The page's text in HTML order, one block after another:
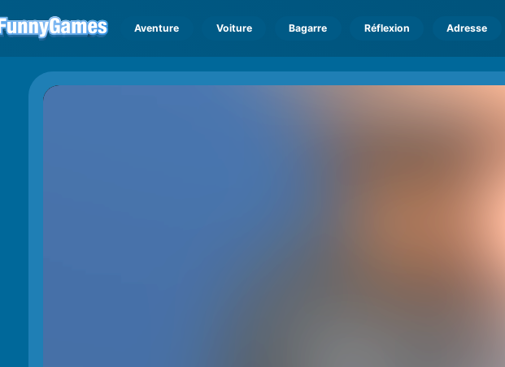
Aventure Voiture Bagarre Réflexion Adresse